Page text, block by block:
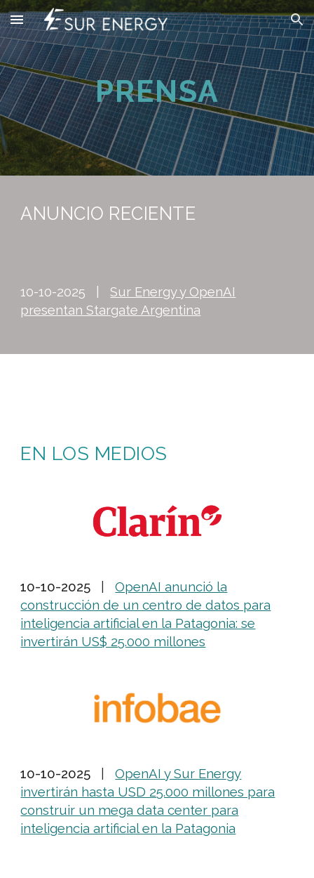
Skip to main content Skip to navigation
PRENSA
ANUNCIO RECIENTE
10-10-2025 |Sur Energy y OpenAI
presentan Stargate Argentina
EN LOS MEDIOS
10-10-2025 |OpenAI anunció la
construcción de un centro de datos para
inteligencia artificial en la Patagonia: se
invertirán US$ 25.000 millones
10-10-2025 |OpenAI y Sur Energy
invertirán hasta USD 25.000 millones para
construir un mega data center para
inteligencia artificial en la Patagonia